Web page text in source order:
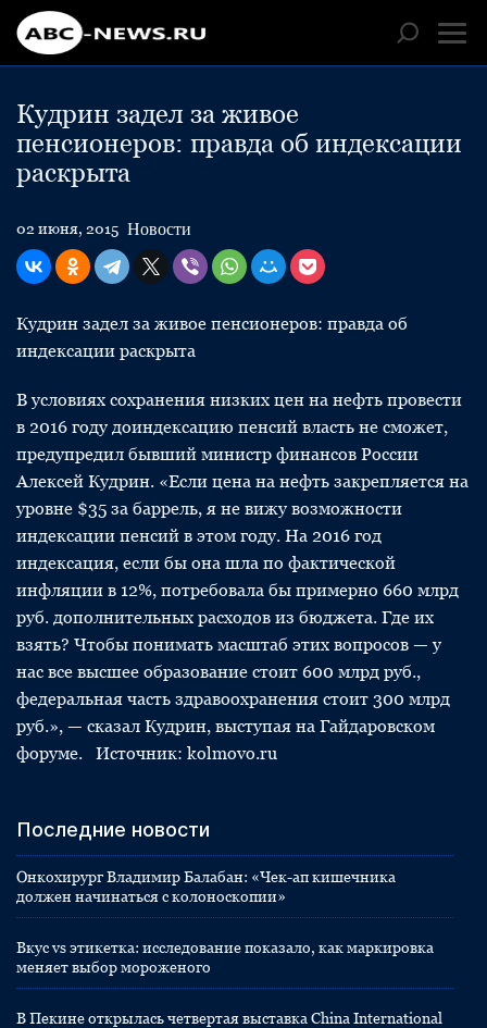
Кудрин задел за живое
пенсионеров: правда об индексации
раскрыта
02 июня, 2015 Новости
Кудрин задел за живое пенсионеров: правда об
индексации раскрыта
В условиях сохранения низких цен на нефть провести
в 2016 году доиндексацию пенсий власть не сможет,
предупредил бывший министр финансов России
Алексей Кудрин. «Если цена на нефть закрепляется на
уровне $35 за баррель, я не вижу возможности
индексации пенсий в этом году. На 2016 год
индексация, если бы она шла по фактической
инфляции в 12%, потребовала бы примерно 660 млрд
руб. дополнительных расходов из бюджета. Где их
взять? Чтобы понимать масштаб этих вопросов — у
нас все высшее образование стоит 600 млрд руб.,
федеральная часть здравоохранения стоит 300 млрд
руб.», — сказал Кудрин, выступая на Гайдаровском
форуме. Источник: kolmovo.ru
Последние новости
Онкохирург Владимир Балабан: «Чек-ап кишечника
должен начинаться с колоноскопии»
Вкус vs этикетка: исследование показало, как маркировка
меняет выбор мороженого
В Пекине открылась четвертая выставка China International